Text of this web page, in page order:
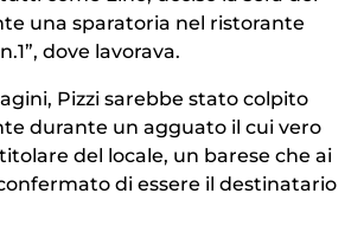
una sparatoria nel ristorante
dove lavorava.
Pizzi sarebbe stato colpito
durante un agguato il cui vero
del locale, un barese che ai
di essere il destinatario